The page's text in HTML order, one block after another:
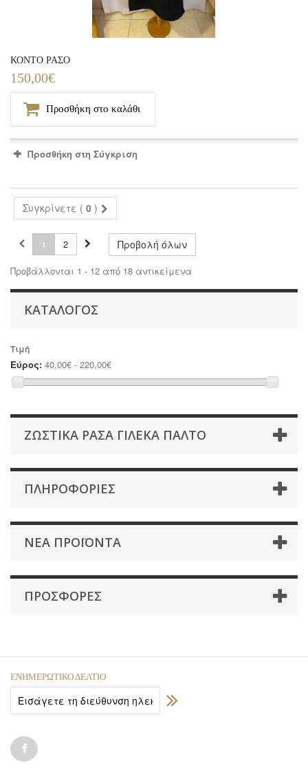
ΚΟΝΤΟ ΡΑΣΟ
150,00€
Προσθήκη στο καλάθι
Προσθήκη στη Σύγκριση
Συγκρίνετε ( 0 )
Προβολή όλων
1 2
Προβάλλονται 1 - 12 από 18 αντικείμενα
ΚΑΤΆΛΟΓΟΣ
Τιμή
Εύρος: 40,00€ - 220,00€
ΖΩΣΤΙΚΆ ΡΆΣΑ ΓΙΛΈΚΑ ΠΑΛΤΌ
ΠΛΗΡΟΦΟΡΊΕΣ
ΝΈΑ ΠΡΟΪΌΝΤΑ
ΠΡΟΣΦΟΡΈΣ
ΕΝΗΜΕΡΩΤΙΚΌ ΔΕΛΤΊΟ